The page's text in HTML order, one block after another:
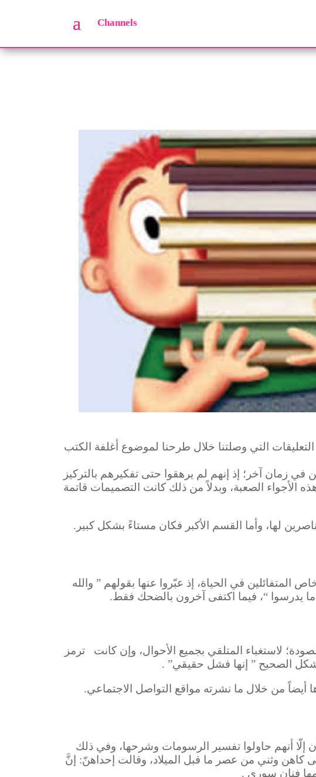
Channels
التي وصلتنا خلال طرحنا لموضوع أغلفة الكتب
في زمان آخر؛ إذ إنهم لم يرهقوا حتى تفكيرهم بالتركيز
الأجواء الصعبة، وبدلاً من ذلك كانت التصميمات قاتمة
لها، وأما القسم الأكبر فكان مستاءً بشكل كبير.
في الحياة، إذ عبّروا عنها بقولهم ” والله
يدرسوا “، فيما اكتفى آخرون بالضحك فقط.
لاستغباء المتلقي بجميع الأحوال، وإن كانت ترمز
الصحيح ” إنها فشل حقيقي” .
أيضاً من خلال ما نشرته مواقع التواصل الاجتماعي
إلّا أنهم حاولوا تفسير الرسومات وشرحها، وفي ذلك
كاهن وثني من عصر ما قبل الميلاد، وقالت إحداهنّ: إنَّ
فنان سوري .